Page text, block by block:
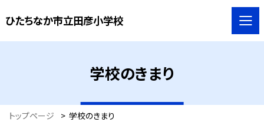
ひたちなか市立田彦小学校
学校のきまり
トップページ > 学校のきまり